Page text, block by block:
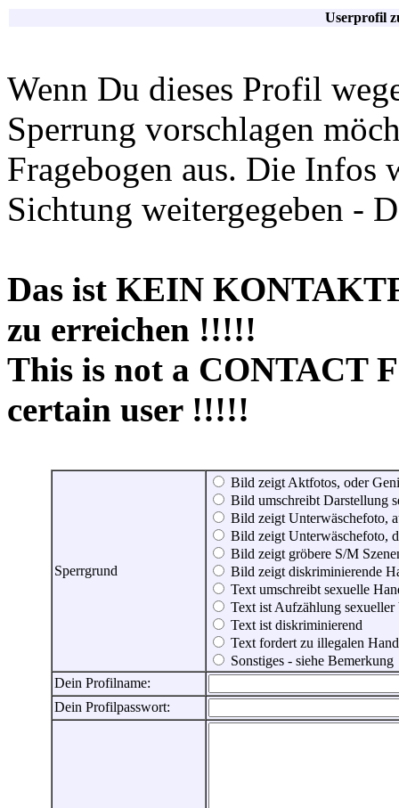
Userprofil
Wenn Du dieses Profil
Sperrung vorschlagen
Fragebogen aus. Die Infos
Sichtung weitergegeben -
Das ist KEIN
zu erreichen !!!!!
This is not a CONTACT
certain user !!!!!
Sperrgrund
Bild zeigt Aktfotos, oder
Bild umschreibt Darstellung
Bild zeigt Unterwäschefoto,
Bild zeigt Unterwäschefoto,
Bild zeigt gröbere S/M
Bild zeigt diskriminierende
Text umschreibt sexuelle
Text ist Aufzählung sexueller
Text ist diskriminierend
Text fordert zu illegalen
Sonstiges - siehe Bemerkung
Dein Profilname:
Dein Profilpasswort: